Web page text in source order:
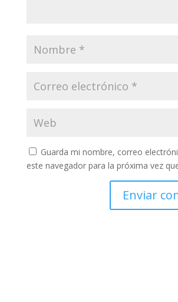
Guarda mi nombre, correo
este navegador para la próxima vez